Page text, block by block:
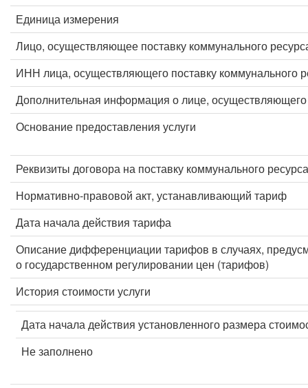
Единица измерения
Лицо, осуществляющее поставку коммунального
ИНН лица, осуществляющего поставку коммунального
Дополнительная информация о лице, осуществляющего
Основание предоставления услуги
Реквизиты договора на поставку коммунального ресурса
Нормативно-правовой акт, устанавливающий тариф
Дата начала действия тарифа
Описание дифференциации тарифов в случаях,
о государственном регулировании цен (тарифов)
История стоимости услуги
Дата начала действия установленного размера
Не заполнено